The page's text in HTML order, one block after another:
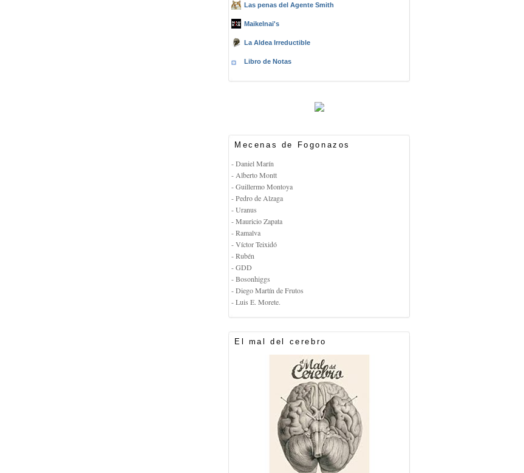
Las penas del Agente Smith
Maikelnai's
La Aldea Irreductible
Libro de Notas
Mecenas de Fogonazos
- Daniel Marín
- Alberto Montt
- Guillermo Montoya
- Pedro de Alzaga
- Uranus
- Mauricio Zapata
- Ramalva
- Víctor Teixidó
- Rubén
- GDD
- Bosonhiggs
- Diego Martín de Frutos
- Luis E. Morete.
El mal del cerebro